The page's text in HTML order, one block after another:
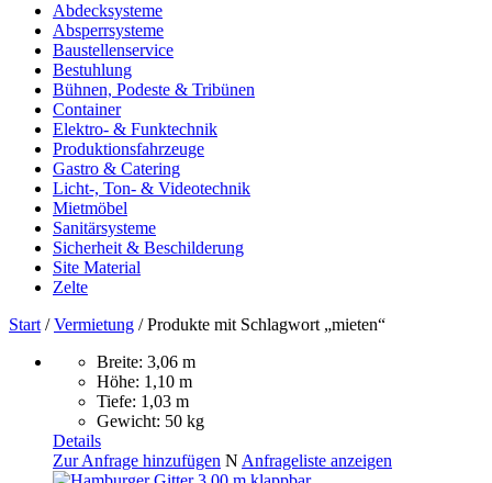
Abdecksysteme
Absperrsysteme
Baustellenservice
Bestuhlung
Bühnen, Podeste & Tribünen
Container
Elektro- & Funktechnik
Produktionsfahrzeuge
Gastro & Catering
Licht-, Ton- & Videotechnik
Mietmöbel
Sanitärsysteme
Sicherheit & Beschilderung
Site Material
Zelte
Start /Vermietung / Produkte mit Schlagwort „mieten“
Breite: 3,06 m
Höhe: 1,10 m
Tiefe: 1,03 m
Gewicht: 50 kg
Details
Zur Anfrage hinzufügen N Anfrageliste anzeigen